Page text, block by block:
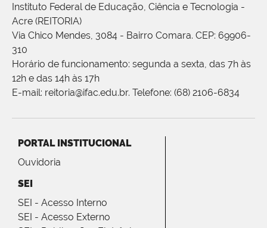
Instituto Federal de Educação, Ciência e Tecnologia -
Acre (REITORIA)
Via Chico Mendes, 3084 - Bairro Comara. CEP: 69906-
310
Horário de funcionamento: segunda a sexta, das 7h às
12h e das 14h às 17h
E-mail: reitoria@ifac.edu.br. Telefone: (68) 2106-6834
PORTAL INSTITUCIONAL
Ouvidoria
SEI
SEI - Acesso Interno
SEI - Acesso Externo